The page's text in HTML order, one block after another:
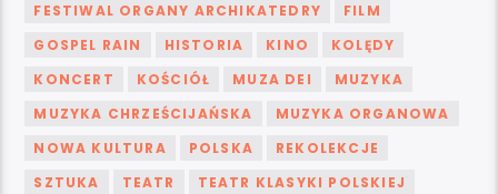
FESTIWAL ORGANY ARCHIKATEDRY
FILM
GOSPEL RAIN
HISTORIA KINO
KOLĘDY
KONCERT
KOŚCIÓŁ MUZA DEI
MUZYKA
MUZYKA CHRZEŚCIJAŃSKA
MUZYKA ORGANOWA
NOWA KULTURA
POLSKA
REKOLEKCJE
SZTUKA
TEATR
TEATR KLASYKI POLSKIEJ